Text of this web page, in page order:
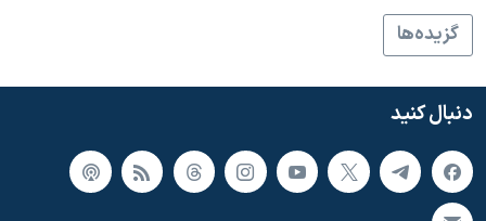
گزيده‌ها
دنبال کنید